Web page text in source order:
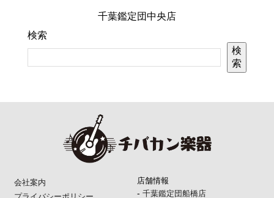
千葉鑑定団中央店
検索
検
索
会社案内
店舗情報
- 千葉鑑定団船橋店